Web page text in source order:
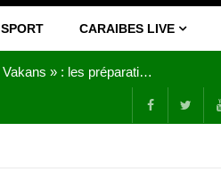
SPORT CARAIBES LIVE
Joy Clerf Derisier, sur les traces de son père : évangéliser par la musique